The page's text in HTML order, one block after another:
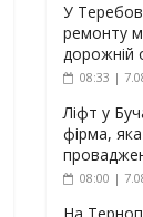
У
ремонту
дорожній
08:33 |
Ліфт у
фірма,
08:00 |